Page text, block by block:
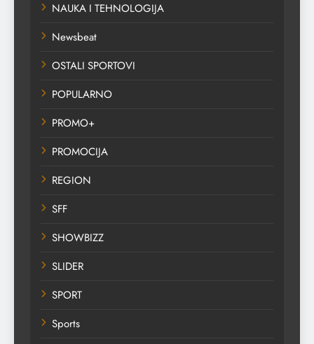
NAUKA I TEHNOLOGIJA
Newsbeat
OSTALI SPORTOVI
POPULARNO
PROMO+
PROMOCIJA
REGION
SFF
SHOWBIZZ
SLIDER
SPORT
Sports